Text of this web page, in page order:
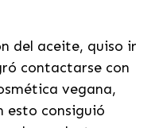
del aceite, quiso ir
contactarse con
vegana,
esto consiguió